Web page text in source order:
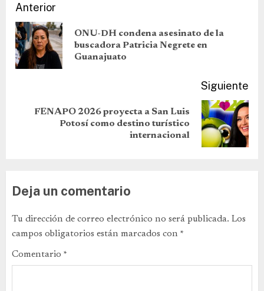
Anterior
ONU-DH condena asesinato de la
buscadora Patricia Negrete en
Guanajuato
Siguiente
FENAPO 2026 proyecta a San Luis
Potosí como destino turístico
internacional
Deja un comentario
Tu dirección de correo electrónico no será publicada. Los
campos obligatorios están marcados con *
Comentario *